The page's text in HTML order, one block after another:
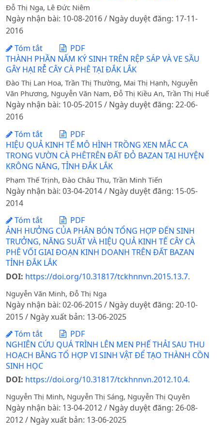
Đỗ Thị Nga, Lê Đức Niêm
Ngày nhận bài: 10-08-2016 / Ngày duyệt đăng: 17-11-
2016
Tóm tắt
PDF
THÀNH PHẦN NẤM KÝ SINH TRÊN RỆP SÁP VÀ VE SẦU
GÂY HẠI RỄ CÂY CÀ PHÊ TẠI ĐẮK LẮK
Đào Thị Lan Hoa, Trần Thị Thường, Mai Thị Hạnh, Nguyễn
Văn Phương, Nguyễn Văn Nam, Đỗ Thị Kiều An, Trần Thị Huế
Ngày nhận bài: 10-05-2015 / Ngày duyệt đăng: 22-06-
2016
Tóm tắt
PDF
HIỆU QUẢ KINH TẾ MÔ HÌNH TRỒNG XEN MẮC CA
TRONG VƯỜN CÀ PHÊTRÊN ĐẤT ĐỎ BAZAN TẠI HUYỆN
KRÔNG NĂNG, TỈNH ĐẮK LẮK
Phạm Thế Trịnh, Đào Châu Thu, Trần Minh Tiến
Ngày nhận bài: 03-04-2014 / Ngày duyệt đăng: 15-05-
2014
Tóm tắt
PDF
ẢNH HƯỞNG CỦA PHÂN BÓN TỔNG HỢP ĐẾN SINH
TRƯỞNG, NĂNG SUẤT VÀ HIỆU QUẢ KINH TẾ CÂY CÀ
PHÊ VỐI GIAI ĐOẠN KINH DOANH TRÊN ĐẤT BAZAN
TỈNH ĐẮK LẮK
DOI: https://doi.org/10.31817/tckhnnvn.2015.13.7.
Nguyễn Văn Minh, Đỗ Thị Nga
Ngày nhận bài: 02-06-2015 / Ngày duyệt đăng: 20-10-
2015 / Ngày xuất bản: 13-06-2025
Tóm tắt
PDF
NGHIÊN CỨU QUÁ TRÌNH LÊN MEN PHẾ THẢI SAU THU
HOẠCH BẰNG TỔ HỢP VI SINH VẬT ĐỂ TẠO THÀNH CỒN
SINH HỌC
DOI: https://doi.org/10.31817/tckhnnvn.2012.10.4.
Nguyễn Thị Minh, Nguyễn Thị Sáng, Nguyễn Thị Quyên
Ngày nhận bài: 13-04-2012 / Ngày duyệt đăng: 26-08-
2012 / Ngày xuất bản: 13-06-2025